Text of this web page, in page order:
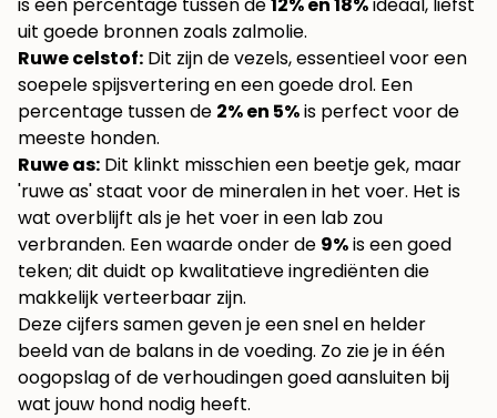
is een percentage tussen de12% en 18%ideaal, liefst
uit goede bronnen zoals zalmolie.
Ruwe celstof: Dit zijn de vezels, essentieel voor een
soepele spijsvertering en een goede drol. Een
percentage tussen de 2% en 5%is perfect voor de
meeste honden.
Ruwe as: Dit klinkt misschien een beetje gek, maar
'ruwe as' staat voor de mineralen in het voer. Het is
wat overblijft als je het voer in een lab zou
verbranden. Een waarde onder de 9%is een goed
teken; dit duidt op kwalitatieve ingrediënten die
makkelijk verteerbaar zijn.
Deze cijfers samen geven je een snel en helder
beeld van de balans in de voeding. Zo zie je in één
oogopslag of de verhoudingen goed aansluiten bij
wat jouw hond nodig heeft.